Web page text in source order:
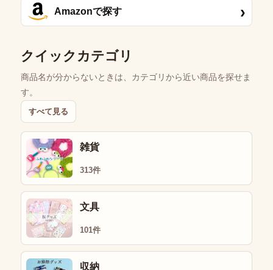
Amazonで探す ›
クイックカテゴリ
商品名が分からないときは、カテゴリから近い商品を探せま
す。
すべて見る
雑貨
313件
文具
101件
収納